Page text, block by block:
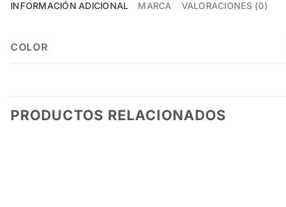
INFORMACIÓN ADICIONAL MARCA VALORACIONES (0)
COLOR
PRODUCTOS RELACIONADOS